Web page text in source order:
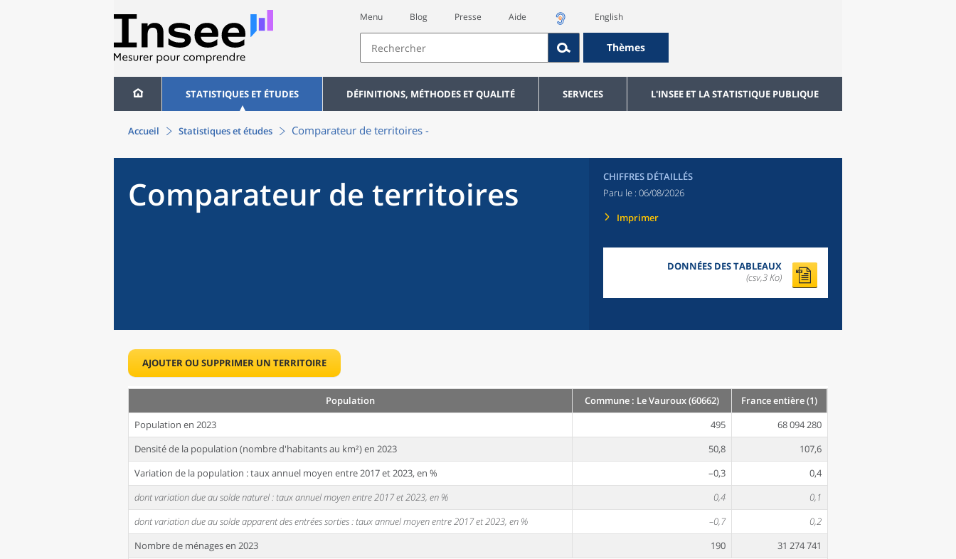
Menu Blog Presse Aide English
Thèmes
STATISTIQUES ET ÉTUDES DÉFINITIONS, MÉTHODES ET QUALITÉ SERVICES L'INSEE ET LA STATISTIQUE PUBLIQUE
Accueil Statistiques et études Comparateur de territoires -
Comparateur de territoires
CHIFFRES DÉTAILLÉS
Paru le : 06/08/2026
Imprimer
DONNÉES DES TABLEAUX
(csv,3 Ko)
AJOUTER OU SUPPRIMER UN TERRITOIRE
Population Commune : Le Vauroux (60662)
France entière (1)
Population en 2023
495
68 094 280
Densité de la population (nombre d'habitants au km²) en 2023
50,8
107,6
Variation de la population : taux annuel moyen entre 2017 et 2023, en %
–0,3
0,4
dont variation due au solde naturel : taux annuel moyen entre 2017 et 2023, en %
0,4
0,1
dont variation due au solde apparent des entrées sorties : taux annuel moyen entre 2017 et 2023, en %
–0,7
0,2
Nombre de ménages en 2023
190
31 274 741